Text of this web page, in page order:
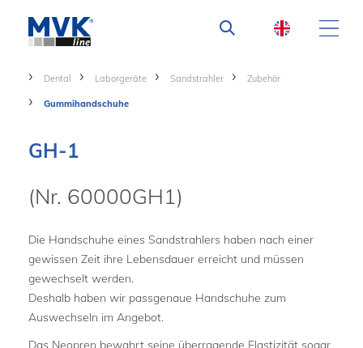
Dental Laborgeräte Sandstrahler Zubehör
Gummihandschuhe
GH-1
(Nr. 60000GH1)
Die Handschuhe eines Sandstrahlers haben nach einer
gewissen Zeit ihre Lebensdauer erreicht und müssen
gewechselt werden.
Deshalb haben wir passgenaue Handschuhe zum
Auswechseln im Angebot.